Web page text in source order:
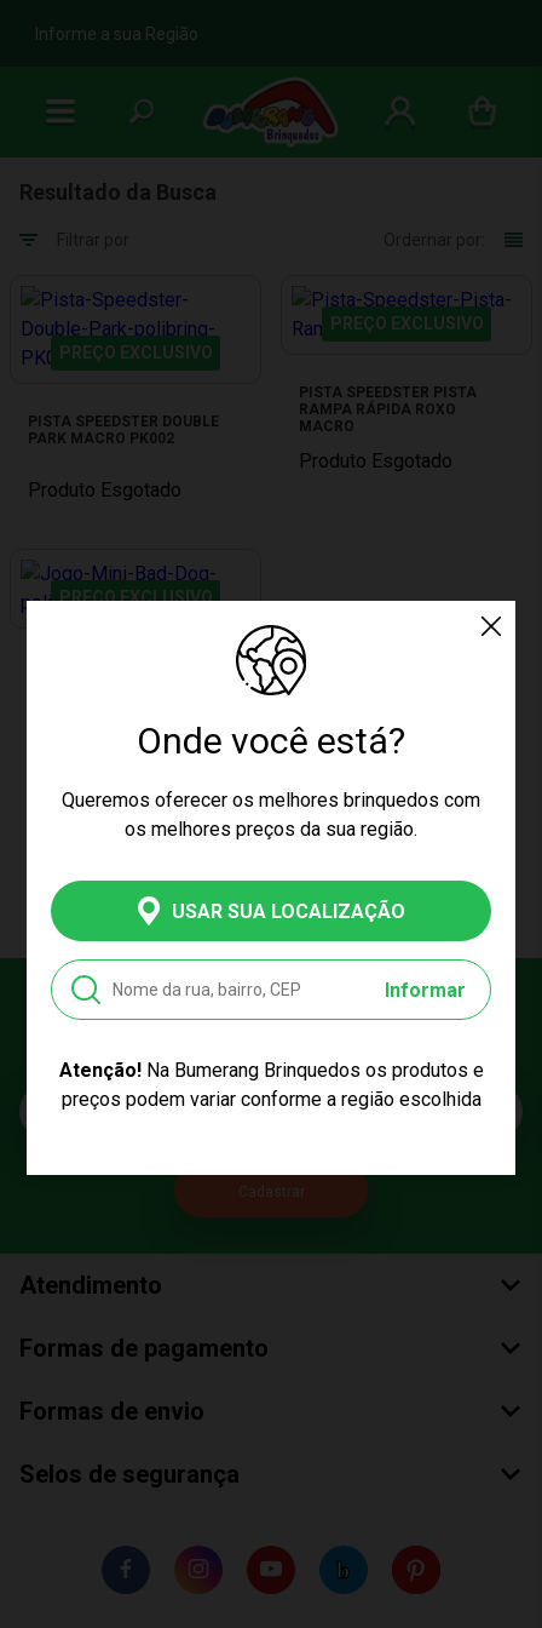
b
Informe a sua Região
Onde você está?
Queremos oferecer os melhores brinquedos com
os melhores preços da sua região.
USAR SUA LOCALIZAÇÃO
Informar
Atenção!Na Bumerang Brinquedos os produtos e
preços podem variar conforme a região escolhida
Resultado da Busca
PREÇO EXCLUSIVO
PISTA SPEEDSTER DOUBLE
PARK MACRO PK002
Produto Esgotado
PREÇO EXCLUSIVO
PISTA SPEEDSTER PISTA
RAMPA RÁPIDA ROXO
MACRO
Produto Esgotado
PREÇO EXCLUSIVO
Produto Esgotado
Cadastre seu e-mail
E-mail
Atendimento
Formas de pagamento
Formas de envio
Selos de segurança